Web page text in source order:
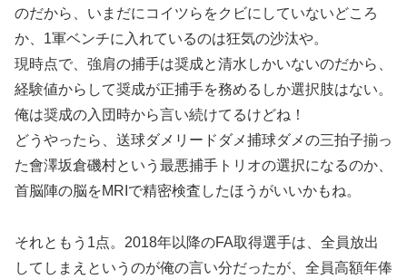
のだから、いまだにコイツらをクビにしていないどころ
か、1軍ベンチに入れているのは狂気の沙汰や。
現時点で、強肩の捕手は奨成と清水しかいないのだから、
経験値からして奨成が正捕手を務めるしか選択肢はない。
俺は奨成の入団時から言い続けてるけどね！
どうやったら、送球ダメリードダメ捕球ダメの三拍子揃っ
た會澤坂倉磯村という最悪捕手トリオの選択になるのか、
首脳陣の脳をMRIで精密検査したほうがいいかもね。
それともう1点。2018年以降のFA取得選手は、全員放出
してしまえというのが俺の言い分だったが、全員高額年俸